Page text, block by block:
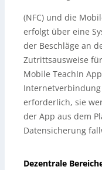
(NFC) und die
erfolgt über eine
der Beschläge an
Zutrittsausweise
Mobile TeachIn
erforderlich, sie
der App aus dem
Datensicherung
Dezentrale